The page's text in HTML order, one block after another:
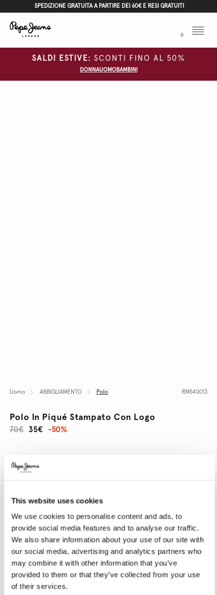
This website uses cookies
We use cookies to personalise content and ads, to
provide social media features and to analyse our traffic.
We also share information about your use of our site with
our social media, advertising and analytics partners who
may combine it with other information that you’ve
provided to them or that they’ve collected from your use
of their services.
SPEDIZIONE GRATUITA A PARTIRE DEI 60€ E RESI GRATUITI
0
Menu
SALDI ESTIVE: SCONTI FINO AL 50%
DONNAUOMOBAMBINI
Uomo ABBIGLIAMENTO Polo RM540013
Polo In Piqué Stampato Con Logo
35€
70€ -50%
COLORI:
SELEZIONA LA TAGLIA:
XS M
XXL
Modello/a indossa: M Modello/a di altezza pari a: 1.82 m
Guida alle taglie